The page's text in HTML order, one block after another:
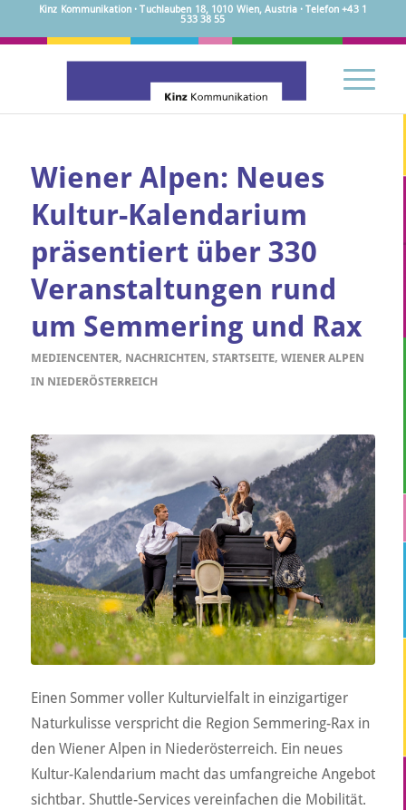
Kinz Kommunikation · Tuchlauben 18, 1010 Wien, Austria · Telefon +43 1
533 38 55
Wiener Alpen: Neues
Kultur-Kalendarium
präsentiert über 330
Veranstaltungen rund
um Semmering und Rax
MEDIENCENTER, NACHRICHTEN, STARTSEITE, WIENER ALPEN
IN NIEDERÖSTERREICH
Einen Sommer voller Kulturvielfalt in einzigartiger
Naturkulisse verspricht die Region Semmering-Rax in
den Wiener Alpen in Niederösterreich. Ein neues
Kultur-Kalendarium macht das umfangreiche Angebot
sichtbar. Shuttle-Services vereinfachen die Mobilität.